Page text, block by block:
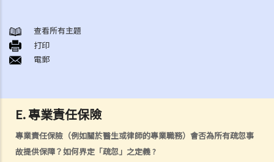
E. 專業責任保險
專業責任保險（例如關於醫生或律師的專業職務）會否為所有疏忽事
故提供保障？如何界定「疏忽」之定義?
1. 投保人或保單持有人可能沒有向保險公司披露所有個人資料。沒有這
樣的披露會導致索償被拒絕嗎？哪些重要事實必須披露？
2. 除上述問題外，若一些沒有披露的資料與該項索償無關（例如，我因
項索償嗎？
3. 保險單中常見的「不保項目」是甚麼？
4. 我遲了一周（或一個月）繳交保費。我的保單仍然有效嗎？如果在繳
付保費之前發生意外，保險公司會否拒絕我的索償？
查看所有主題
打印
電郵